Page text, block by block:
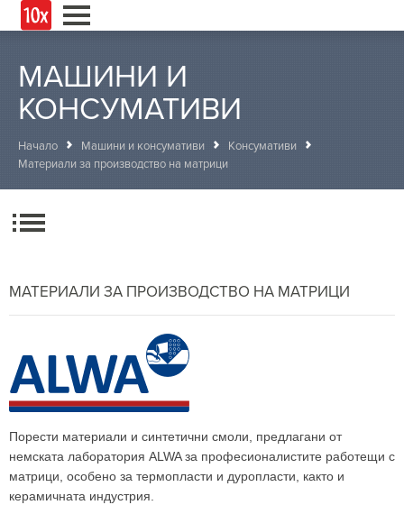
МАШИНИ И
КОНСУМАТИВИ
Начало Машини и консумативи
Консумативи
Материали за производство на матрици
МАТЕРИАЛИ ЗА ПРОИЗВОДСТВО НА МАТРИЦИ
Порести материали и синтетични смоли, предлагани от
немската лаборатория ALWA за професионалистите работещи с
матрици, особено за термопласти и дуропласти, както и
керамичната индустрия.